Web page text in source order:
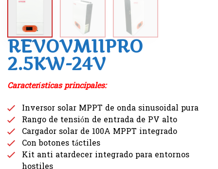
REVOVMIIPRO
2.5KW-24V
Características principales:
Inversor solar MPPT de onda sinusoidal pura
Rango de tensión de entrada de PV alto
Cargador solar de 100A MPPT integrado
Con botones táctiles
Kit anti atardecer integrado para entornos
hostiles